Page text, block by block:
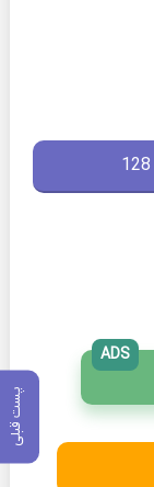
پست قبلی
ADS